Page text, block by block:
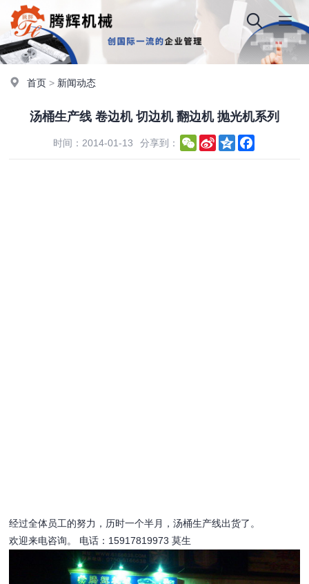
首页 > 新闻动态
汤桶生产线 卷边机 切边机 翻边机 抛光机系列
时间：2014-01-13 分享到： WeChat
Sina
Weibo
Qzone
经过全体员工的努力，历时一个半月，汤桶生产线出货了。
欢迎来电咨询。 电话：15917819973 莫生